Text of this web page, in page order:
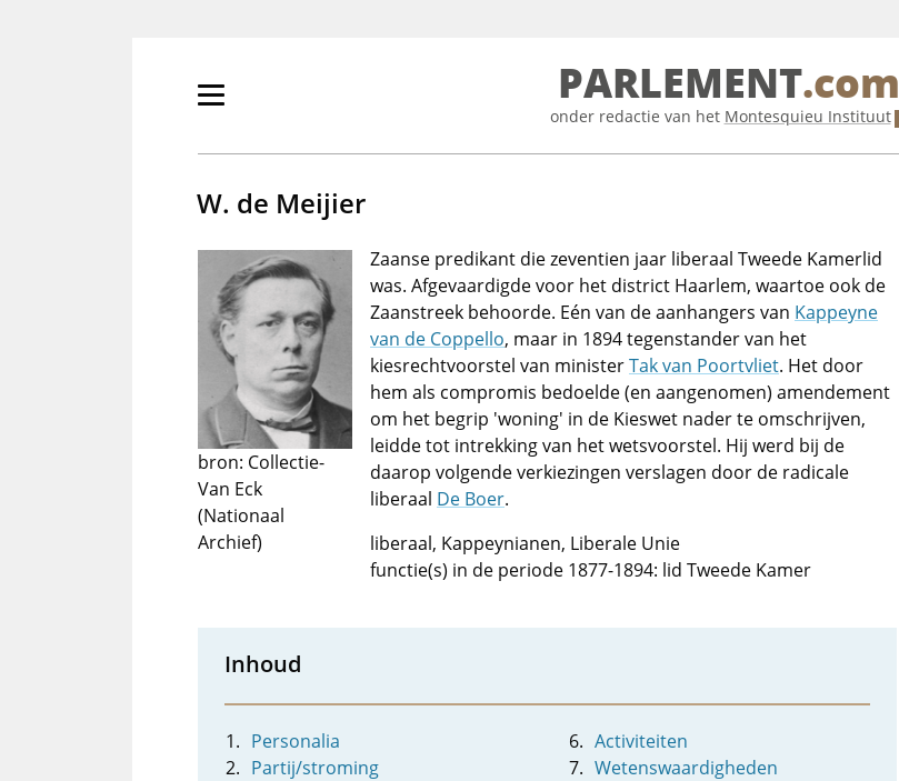
Primair
tonen/verbergen
PARLEMENT.com
onder redactie van het Montesquieu Instituut
W. de Meijier
bron: Collectie-
Van Eck
(Nationaal
Archief)
Zaanse predikant die zeventien jaar liberaal Tweede Kamerlid
was. Afgevaardigde voor het district Haarlem, waartoe ook de
Zaanstreek behoorde. Eén van de aanhangers van Kappeyne
van de Coppello, maar in 1894 tegenstander van het
kiesrechtvoorstel van ministerTak van Poortvliet. Het door
hem als compromis bedoelde (en aangenomen) amendement
om het begrip 'woning' in de Kieswet nader te omschrijven,
leidde tot intrekking van het wetsvoorstel. Hij werd bij de
daarop volgende verkiezingen verslagen door de radicale
liberaal De Boer.
liberaal, Kappeynianen, Liberale Unie
functie(s) in de periode 1877-1894: lid Tweede Kamer
Inhoud
Personalia
Partij/stroming
Activiteiten
Wetenswaardigheden